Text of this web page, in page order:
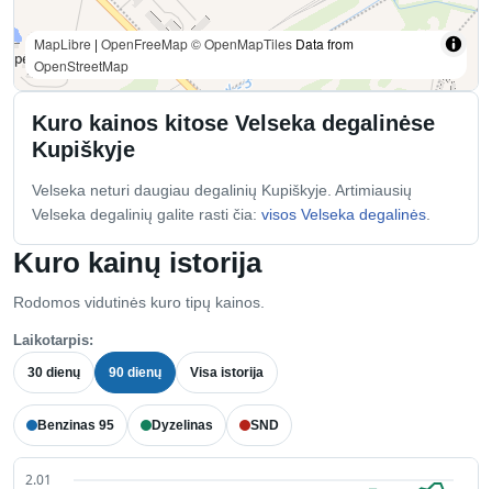
Kuro kainų istorija
Rodomos vidutinės kuro tipų kainos.
Laikotarpis:
30 dienų 90 dienų Visa istorija
Benzinas 95 Dyzelinas SND
MapLibre | OpenFreeMap© OpenMapTiles Data from
OpenStreetMap
Kuro kainos kitose Velseka degalinėse
Kupiškyje
Velseka neturi daugiau degalinių Kupiškyje. Artimiausių
Velseka degalinių galite rasti čia: visos Velseka degalinės